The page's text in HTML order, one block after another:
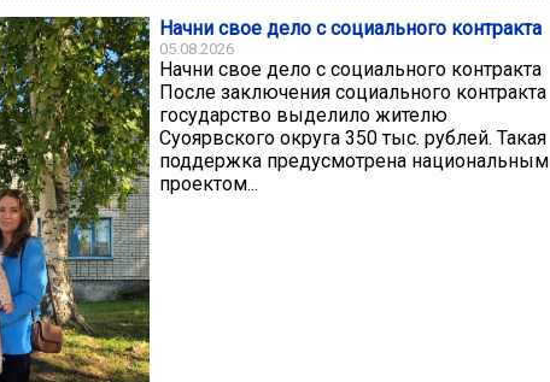
Начни свое дело с социального контракта
05.08.2026
Начни свое дело с социального контракта
После заключения социального контракта
государство выделило жителю
Суоярвского округа 350 тыс. рублей. Такая
поддержка предусмотрена национальным
проектом...